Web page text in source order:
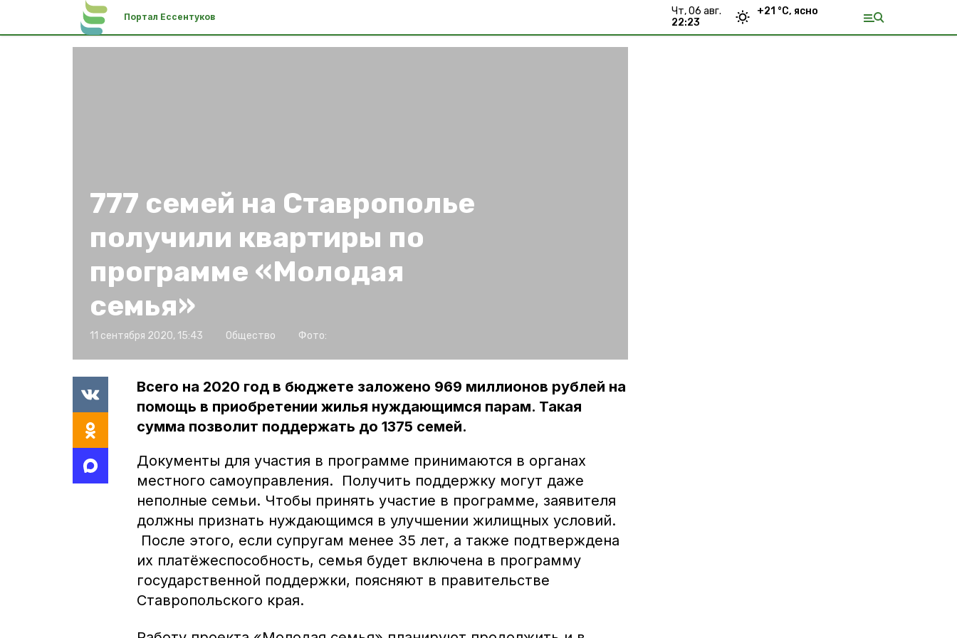
Портал Ессентуков
чт, 06 авг.
22:23
+21 °С, ясно
777 семей на Ставрополье
получили квартиры по
программе «Молодая
семья»
11 сентября 2020, 15:43 Общество Фото:
Всего на 2020 год в бюджете заложено 969 миллионов рублей на
помощь в приобретении жилья нуждающимся парам. Такая
сумма позволит поддержать до 1375 семей.
Документы для участия в программе принимаются в органах
местного самоуправления. Получить поддержку могут даже
неполные семьи. Чтобы принять участие в программе, заявителя
должны признать нуждающимся в улучшении жилищных условий.
После этого, если супругам менее 35 лет, а также подтверждена
их платёжеспособность, семья будет включена в программу
государственной поддержки, поясняют в правительстве
Ставропольского края.